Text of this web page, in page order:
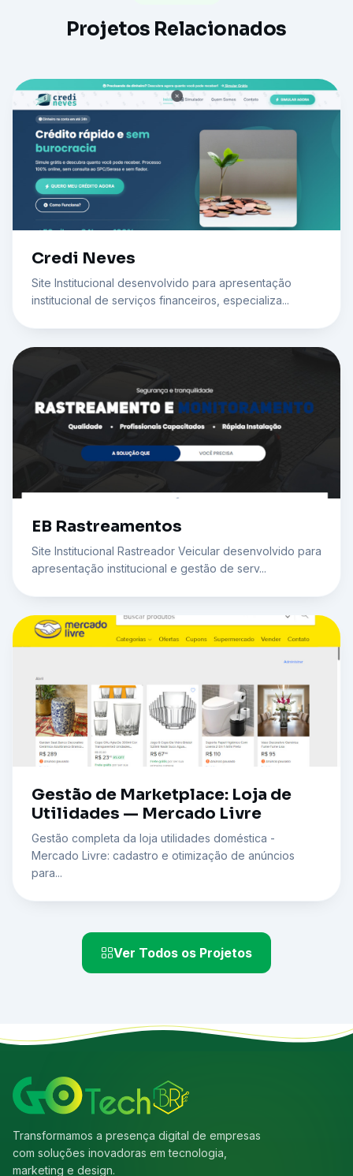
Projetos Relacionados
Credi Neves
Site Institucional desenvolvido para apresentação
institucional de serviços financeiros, especializa...
EB Rastreamentos
Site Institucional Rastreador Veicular desenvolvido para
apresentação institucional e gestão de serv...
Gestão de Marketplace: Loja de
Utilidades — Mercado Livre
Gestão completa da loja utilidades doméstica -
Mercado Livre: cadastro e otimização de anúncios
para...
Ver Todos os Projetos
Transformamos a presença digital de empresas
com soluções inovadoras em tecnologia,
marketing e design.